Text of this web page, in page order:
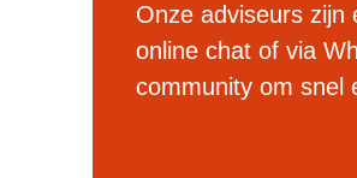
Onze adviseurs zijn
online chat of via
community om snel